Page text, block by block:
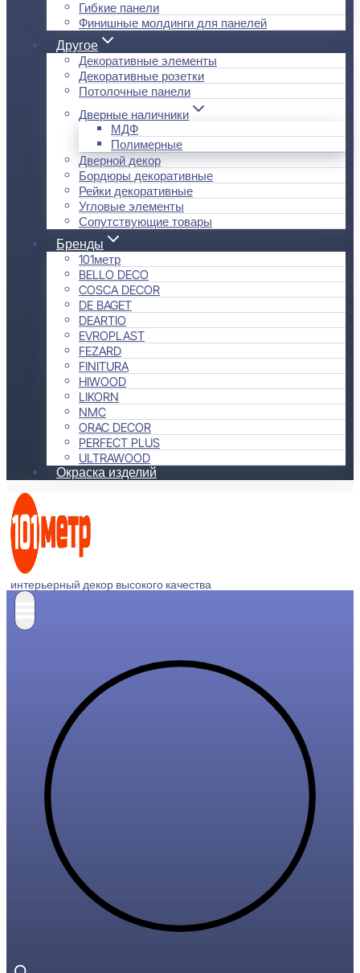
Гибкие панели
Финишные молдинги для панелей
Другое
Декоративные элементы
Декоративные розетки
Потолочные панели
Дверные наличники
МДФ
Полимерные
Дверной декор
Бордюры декоративные
Рейки декоративные
Угловые элементы
Сопутствующие товары
Бренды
101метр
BELLO DECO
COSCA DECOR
DE BAGET
DEARTIO
EVROPLAST
FEZARD
FINITURA
HIWOOD
LIKORN
NMC
ORAC DECOR
PERFECT PLUS
ULTRAWOOD
Окраска изделий
интерьерный декор высокого качества